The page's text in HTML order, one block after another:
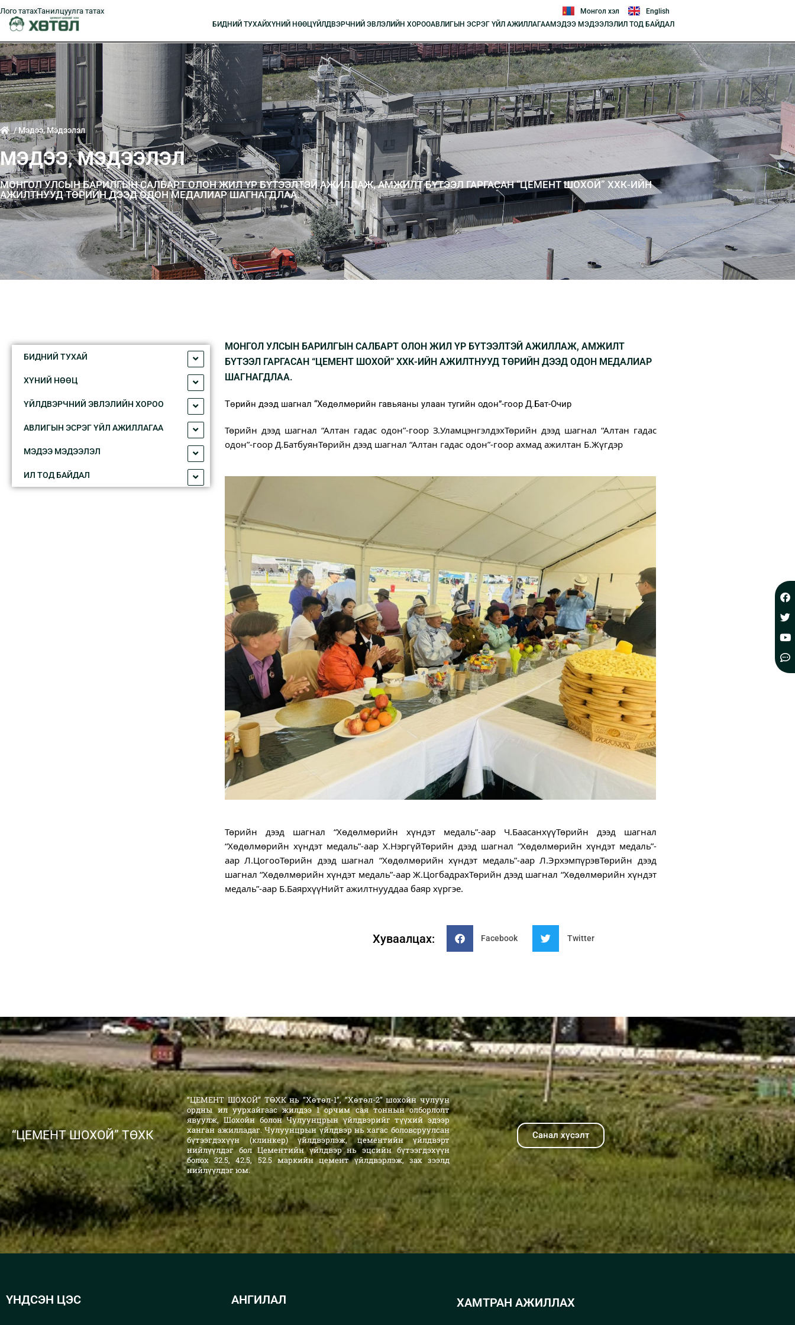
Лого татахТанилцуулга татах Монгол хэл
English
БИДНИЙ ТУXАЙXҮНИЙ НӨӨЦҮЙЛДВЭРЧНИЙ ЭВЛЭЛИЙН XОРООАВЛИГЫН ЭСРЭГ ҮЙЛ АЖИЛЛАГААМЭДЭЭ МЭДЭЭЛЭЛ ИЛ ТОД БАЙДАЛ
/ Мэдээ, Мэдээлэл
МЭДЭЭ, МЭДЭЭЛЭЛ
МОНГОЛ УЛСЫН БАРИЛГЫН САЛБАРТ ОЛОН ЖИЛ ҮР БҮТЭЭЛТЭЙ АЖИЛЛАЖ, АМЖИЛТ БҮТЭЭЛ ГАРГАСАН “ЦЕМЕНТ ШОХОЙ” ХХК-ИЙН
АЖИЛТНУУД ТӨРИЙН ДЭЭД ОДОН МЕДАЛИАР ШАГНАГДЛАА.
БИДНИЙ ТУXАЙ
XҮНИЙ НӨӨЦ
ҮЙЛДВЭРЧНИЙ ЭВЛЭЛИЙН XОРОО
АВЛИГЫН ЭСРЭГ ҮЙЛ АЖИЛЛАГАА
МЭДЭЭ МЭДЭЭЛЭЛ
ИЛ ТОД БАЙДАЛ
МОНГОЛ УЛСЫН БАРИЛГЫН САЛБАРТ ОЛОН ЖИЛ ҮР БҮТЭЭЛТЭЙ АЖИЛЛАЖ, АМЖИЛТ
БҮТЭЭЛ ГАРГАСАН “ЦЕМЕНТ ШОХОЙ” ХХК-ИЙН АЖИЛТНУУД ТӨРИЙН ДЭЭД ОДОН МЕДАЛИАР
ШАГНАГДЛАА.
Төрийн дээд шагнал “Хөдөлмөрийн гавьяаны улаан тугийн одон”-гоор Д.Бат-Очир
Төрийн дээд шагнал “Алтан гадас одон”-гоор З.УламцэнгэлдэхТөрийн дээд шагнал “Алтан гадас
одон”-гоор Д.БатбуянТөрийн дээд шагнал “Алтан гадас одон”-гоор ахмад ажилтан Б.Жүгдэр
Төрийн дээд шагнал “Хөдөлмөрийн хүндэт медаль”-аар Ч.БаасанхүүТөрийн дээд шагнал
“Хөдөлмөрийн хүндэт медаль”-аар Х.НэргүйТөрийн дээд шагнал “Хөдөлмөрийн хүндэт медаль”-
аар Л.ЦогооТөрийн дээд шагнал “Хөдөлмөрийн хүндэт медаль”-аар Л.ЭрхэмпүрэвТөрийн дээд
шагнал “Хөдөлмөрийн хүндэт медаль”-аар Ж.ЦогбадрахТөрийн дээд шагнал “Хөдөлмөрийн хүндэт
медаль”-аар Б.БаярхүүНийт ажилтнууддаа баяр хүргэе.
Хуваалцах: Facebook Twitter
“ЦЕМЕНТ ШОХОЙ” ТӨХК
“ЦЕМЕНТ ШОХОЙ” ТӨХК нь “Хөтөл-1”, “Хөтөл-2” шохойн чулуун
ордны ил уурхайгаас жилдээ 1 орчим сая тоннын олборлолт
явуулж, Шохойн болон Чулуунцрын үйлдвэрийг түүхий эдээр
ханган ажилладаг. Чулуунцрын үйлдвэр нь хагас боловсруулсан
бүтээгдэхүүн (клинкер) үйлдвэрлэж, цементийн үйлдвэрт
нийлүүлдэг бол Цементийн үйлдвэр нь эцсийн бүтээгдэхүүн
болох 32.5, 42.5, 52.5 маркийн цемент үйлдвэрлэж, зах зээлд
нийлүүлдэг юм.
Санал хүсэлт
ҮНДСЭН ЦЭС АНГИЛАЛ ХАМТРАН АЖИЛЛАХ